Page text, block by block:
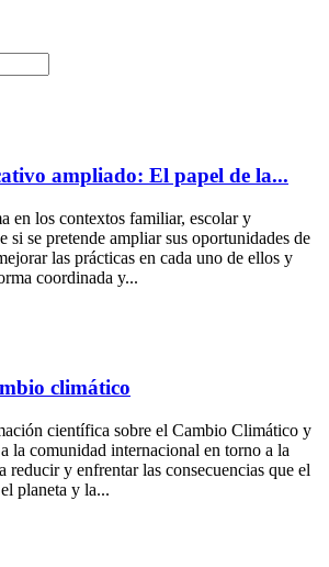
ampliado: El papel de la...
en los contextos familiar, escolar y
si se pretende ampliar sus oportunidades de
las prácticas en cada uno de ellos y
coordinada y...
climático
científica sobre el Cambio Climático y
la comunidad internacional en torno a la
reducir y enfrentar las consecuencias que el
planeta y la...